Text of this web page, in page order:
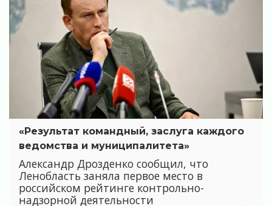
«Результат командный, заслуга каждого
ведомства и муниципалитета»
Александр Дрозденко сообщил, что
Ленобласть заняла первое место в
российском рейтинге контрольно-
надзорной деятельности